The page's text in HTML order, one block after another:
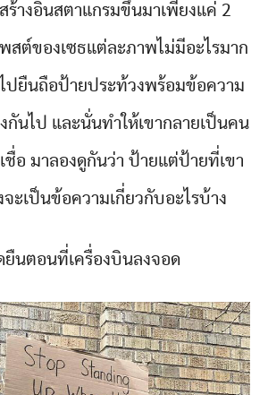
ร้างอินสตาแกรมขึ้นมาเพียงแค่ 2
สต์ของเซธแต่ละภาพไม่มีอะไรมาก
ไปยืนถือป้ายประท้วงพร้อมข้อความ
นไป และนั่นทำให้เขากลายเป็นคน
ชื่อ มาลองดูกันว่า ป้ายแต่ป้ายที่เขา
ะเป็นข้อความเกี่ยวกับอะไรบ้าง
ยืนตอนที่เครื่องบินลงจอด